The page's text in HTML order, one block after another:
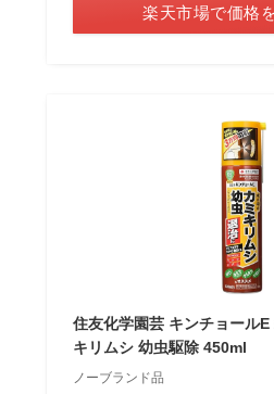
楽天市場で価格
住友化学園芸 キンチョールE
キリムシ 幼虫駆除 450ml
ノーブランド品